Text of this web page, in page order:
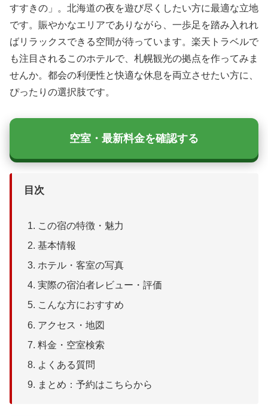
すすきの」。北海道の夜を遊び尽くしたい方に最適な立地
です。賑やかなエリアでありながら、一歩足を踏み入れれ
ばリラックスできる空間が待っています。楽天トラベルで
も注目されるこのホテルで、札幌観光の拠点を作ってみま
せんか。都会の利便性と快適な休息を両立させたい方に、
ぴったりの選択肢です。
空室・最新料金を確認する
目次
この宿の特徴・魅力
基本情報
ホテル・客室の写真
実際の宿泊者レビュー・評価
こんな方におすすめ
アクセス・地図
料金・空室検索
よくある質問
まとめ：予約はこちらから